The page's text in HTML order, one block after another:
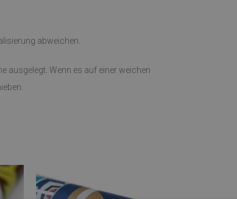
abweichen.
ausgelegt. Wenn es auf einer weichen